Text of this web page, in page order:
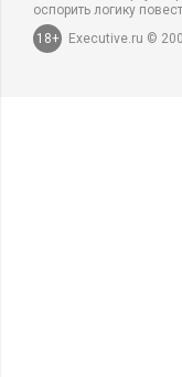
оспорить логику
18+
Executive.ru ©